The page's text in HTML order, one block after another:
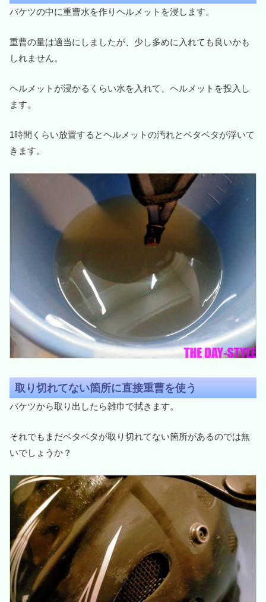
バケツの中に重曹水を作りヘルメットを浸します。
重曹の量は適当にしましたが、少し多めに入れても良いかも
しれません。
ヘルメットが浸かるくらい水を入れて、ヘルメットを投入し
ます。
1時間くらい放置するとヘルメットの汚れとベタベタが浮いて
きます。
取り切れてない箇所に直接重曹を使う
バケツから取り出したら雑巾で拭きます。
それでもまだベタベタが取り切れてない箇所があるのでは無
いでしょうか？